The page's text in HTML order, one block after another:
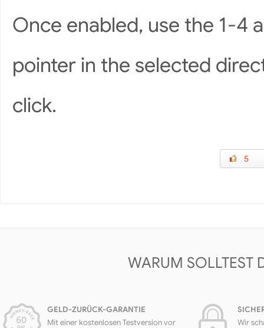
Once enabled, use the 1-4
pointer in the selected
click.
5
WARUM SOLLTEST
GELD-ZURÜCK-GARANTIE
Mit einer kostenlosen Testversion vor
Wir